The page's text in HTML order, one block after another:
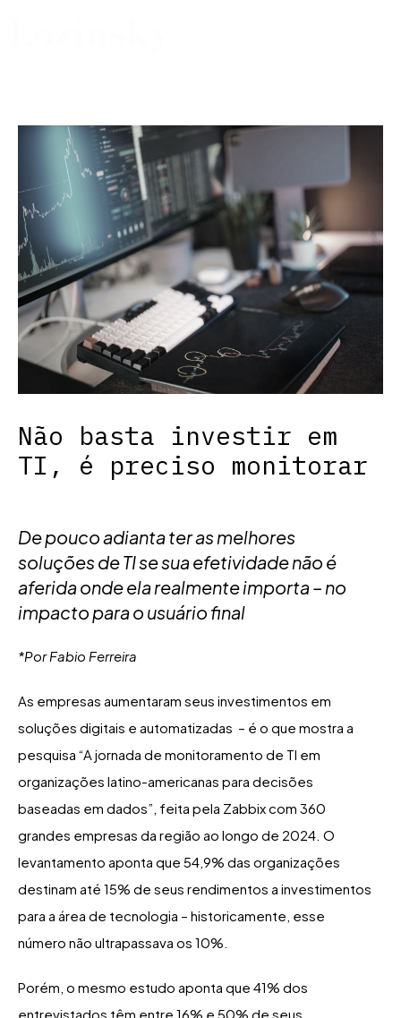
Não basta investir em
TI, é preciso monitorar
De pouco adianta ter as melhores
soluções de TI se sua efetividade não é
aferida onde ela realmente importa – no
impacto para o usuário final
*Por Fabio Ferreira
As empresas aumentaram seus investimentos em
soluções digitais e automatizadas – é o que mostra a
pesquisa “A jornada de monitoramento de TI em
organizações latino-americanas para decisões
baseadas em dados”, feita pela Zabbix com 360
grandes empresas da região ao longo de 2024. O
levantamento aponta que 54,9% das organizações
destinam até 15% de seus rendimentos a investimentos
para a área de tecnologia – historicamente, esse
número não ultrapassava os 10%.
Porém, o mesmo estudo aponta que 41% dos
entrevistados têm entre 16% e 50% de seus